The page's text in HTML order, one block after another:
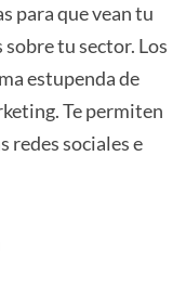
para que vean tu
tu sector. Los
estupenda de
Te permiten
redes sociales e